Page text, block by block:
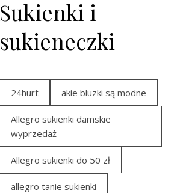
Sukienki i
sukieneczki
24hurt akie bluzki są modne
Allegro sukienki damskie
wyprzedaż
Allegro sukienki do 50 zł
allegro tanie sukienki